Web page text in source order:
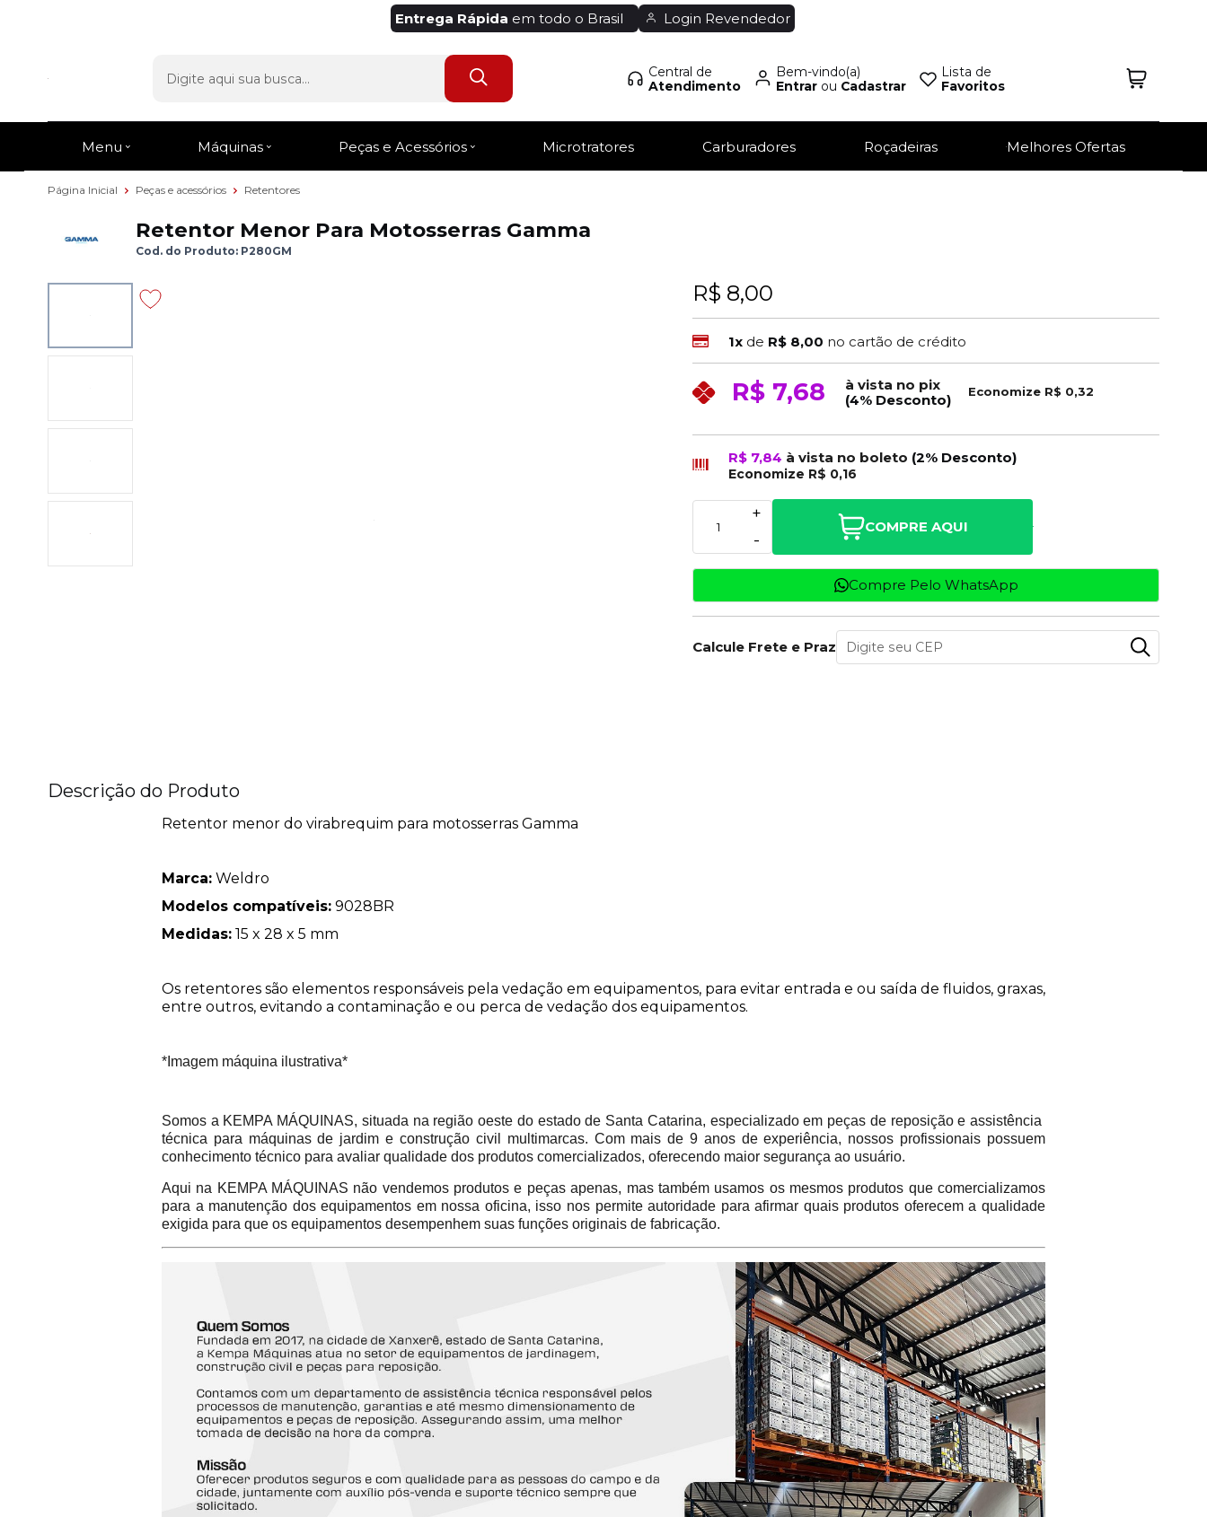
Entrega Rápida em todo o Brasil Login Revendedor
Central de
Atendimento
Bem-vindo(a)
Entrarou Cadastrar
Lista de
Favoritos
Menu Máquinas Peças e Acessórios Microtratores Carburadores Roçadeiras Melhores Ofertas
Página Inicial Peças e acessórios Retentores
Retentor Menor Para Motosserras Gamma
Cod. do Produto: P280GM
R$ 8,00
1x de R$ 8,00 no cartão de crédito
R$ 7,68
à vista no pix
(4% Desconto)
Economize R$ 0,32
R$ 7,84 à vista no boleto (2% Desconto)
Economize R$ 0,16
-
+
COMPRE AQUI
Compre Pelo WhatsApp
Calcule Frete e Prazo
Descrição do Produto
Retentor menor do virabrequim para motosserras Gamma
Marca: Weldro
Modelos compatíveis: 9028BR
Medidas: 15 x 28 x 5 mm
Os retentores são elementos responsáveis pela vedação em equipamentos, para evitar entrada e ou saída de fluidos, graxas,
entre outros, evitando a contaminação e ou perca de vedação dos equipamentos.
*Imagem máquina ilustrativa*
Somos a KEMPA MÁQUINAS, situada na região oeste do estado de Santa Catarina, especializado em peças de reposição e assistência
técnica para máquinas de jardim e construção civil multimarcas. Com mais de 9 anos de experiência, nossos profissionais possuem
conhecimento técnico para avaliar qualidade dos produtos comercializados, oferecendo maior segurança ao usuário.
Aqui na KEMPA MÁQUINAS não vendemos produtos e peças apenas, mas também usamos os mesmos produtos que comercializamos
para a manutenção dos equipamentos em nossa oficina, isso nos permite autoridade para afirmar quais produtos oferecem a qualidade
exigida para que os equipamentos desempenhem suas funções originais de fabricação.